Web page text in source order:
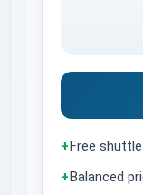
+Free
+Balanced